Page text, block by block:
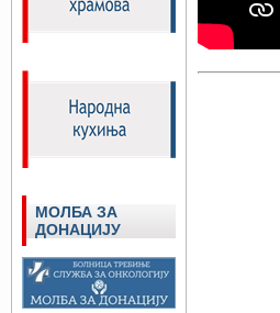
МОЛБА ЗА
ДОНАЦИЈУ